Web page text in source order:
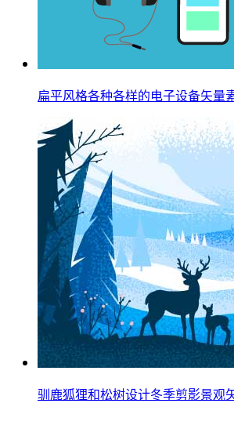
扁平风格各种各样的电子设备矢量
驯鹿狐狸和松树设计冬季剪影景观